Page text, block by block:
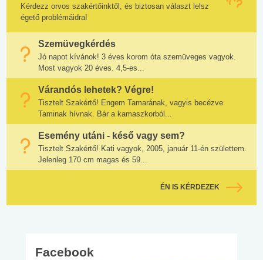
Kérdezz orvos szakértőinktől, és biztosan választ lelsz
égető problémáidra!
Szemüvegkérdés
Jó napot kívánok! 3 éves korom óta szemüveges vagyok.
Most vagyok 20 éves. 4,5-es...
Várandós lehetek? Végre!
Tisztelt Szakértő! Engem Tamarának, vagyis becézve
Taminak hívnak. Bár a kamaszkorból...
Esemény utáni - késő vagy sem?
Tisztelt Szakértő! Kati vagyok, 2005, január 11-én születtem.
Jelenleg 170 cm magas és 59...
ÉN IS KÉRDEZEK
Facebook